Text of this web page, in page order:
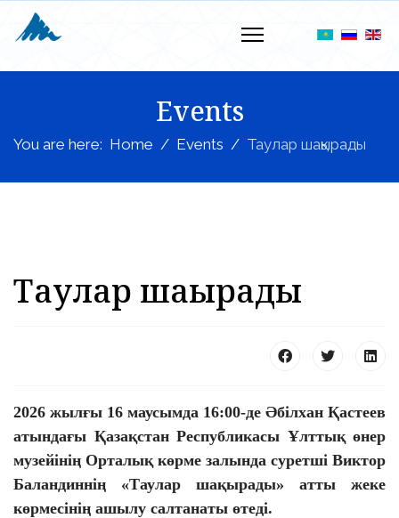
Events
You are here: Home Events Таулар шақырады
Таулар шақырады
2026 жылғы 16 маусымда 16:00-де Әбілхан Қастеев
атындағы Қазақстан Республикасы Ұлттық өнер
музейінің Орталық көрме залында суретші Виктор
Баландиннің «Таулар шақырады» атты жеке
көрмесінің ашылу салтанаты өтеді.